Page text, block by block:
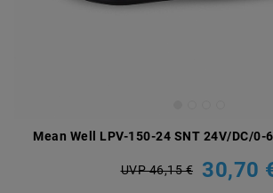
Mean Well LPV-150-24 SNT 24V/DC/0-
UVP 46,15 € 30,70